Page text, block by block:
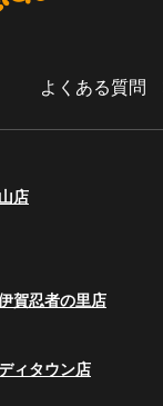
よくある質問
店
賀忍者の里店
ィタウン店